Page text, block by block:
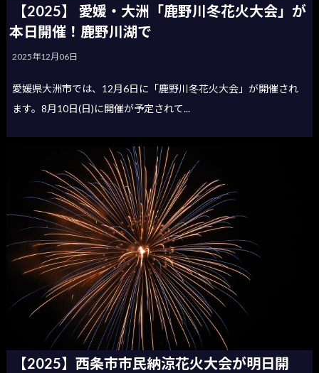
【2025】 愛媛・大洲「鹿野川冬花火大会」が
本日開催！鹿野川湖で
2025年12月06日
愛媛県大洲市では、12月6日に「鹿野川冬花火大会」が開催され
ます。8月10日(日)に開催が予定されて...
【2025】西条市市民納涼花火大会が明日開